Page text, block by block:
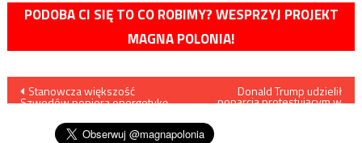
PODOBA CI SIĘ TO CO ROBIMY? WESPRZYJ PROJEKT
MAGNA POLONIA!
Nawigacja
wpisu
Stanowcza większość
Szwedów popiera energetykę
Donald Trump udzielił
poparcia protestującym w